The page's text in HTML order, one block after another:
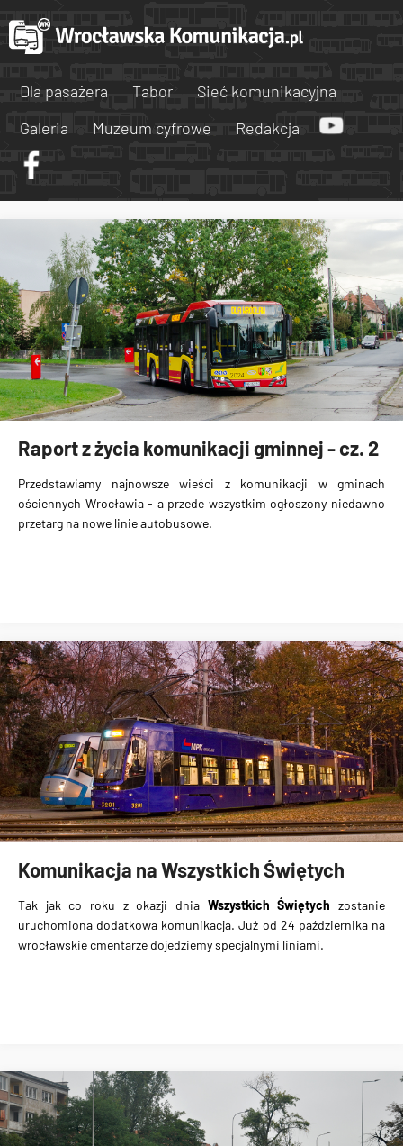
Dla pasażera Tabor
Sieć komunikacyjna
Galeria
Muzeum cyfrowe Redakcja
Raport z życia komunikacji gminnej - cz. 2
Przedstawiamy najnowsze wieści z komunikacji w gminach
ościennych Wrocławia - a przede wszystkim ogłoszony niedawno
przetarg na nowe linie autobusowe.
Komunikacja na Wszystkich Świętych
Tak jak co roku z okazji dnia Wszystkich Świętych zostanie
uruchomiona dodatkowa komunikacja. Już od 24 października na
wrocławskie cmentarze dojedziemy specjalnymi liniami.